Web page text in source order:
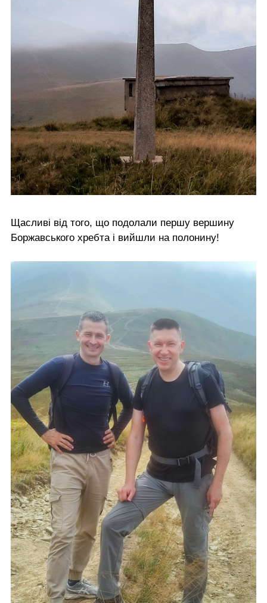
Щасливі від того, що подолали першу вершину
Боржавського хребта і вийшли на полонину!